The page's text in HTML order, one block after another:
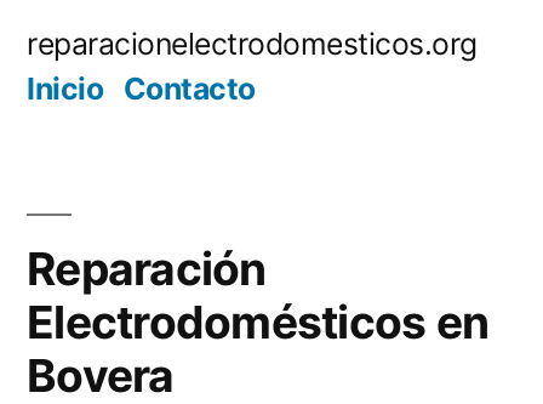
reparacionelectrodomesticos.org
Inicio Contacto
Reparación
Electrodomésticos en
Bovera